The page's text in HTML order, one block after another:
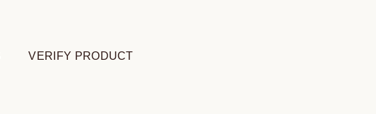
VERIFY PRODUCT